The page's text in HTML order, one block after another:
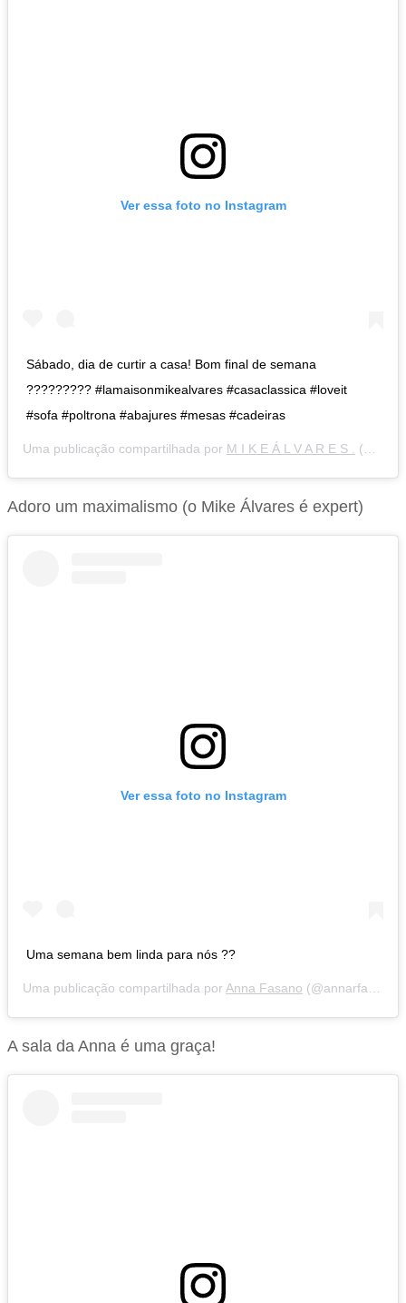
Ver essa foto no Instagram
Sábado, dia de curtir a casa! Bom final de semana
????????? #lamaisonmikealvares #casaclassica #loveit
#sofa #poltrona #abajures #mesas #cadeiras
Uma publicação compartilhada por M I K E Á L V A R E S . (@mikealvares) em
Adoro um maximalismo (o Mike Álvares é expert)
Ver essa foto no Instagram
Uma semana bem linda para nós ??
Uma publicação compartilhada por Anna Fasano (@annarfasano) em
A sala da Anna é uma graça!